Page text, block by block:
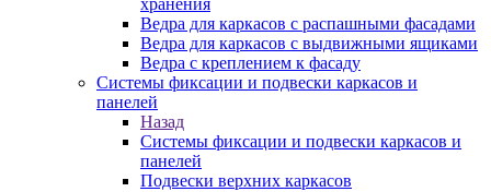
хранения
Ведра для каркасов с распашными фасадами
Ведра для каркасов с выдвижными ящиками
Ведра с креплением к фасаду
Системы фиксации и подвески каркасов и
панелей
Назад
Системы фиксации и подвески каркасов и
панелей
Подвески верхних каркасов